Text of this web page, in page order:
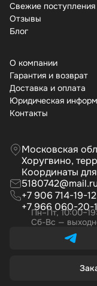
Свежие поступления
Отзывы
Бло
О компании
Гарантия и возврат
Доставка и оплата
Юридическая
Контакты
Московская
Хоругвино,
Координаты
+7 906 714-19-12
+7 966 060-20-
Пн–Пт,
Сб-Вс —